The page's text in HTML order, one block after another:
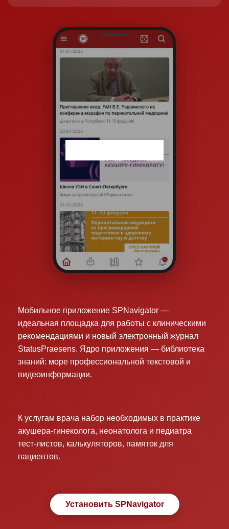
Мобильное приложение SPNavigator —
идеальная площадка для работы с клиническими
рекомендациями и новый электронный журнал
StatusPraesens. Ядро приложения — библиотека
знаний: море профессиональной текстовой и
видеоинформации.
К услугам врача набор необходимых в практике
акушера-гинеколога, неонатолога и педиатра
тест-листов, калькуляторов, памяток для
пациентов.
Установить SPNavigator